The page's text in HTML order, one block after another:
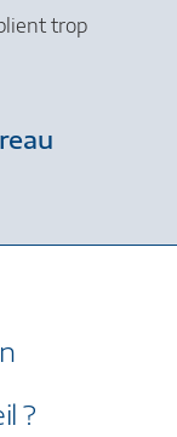
trop
?